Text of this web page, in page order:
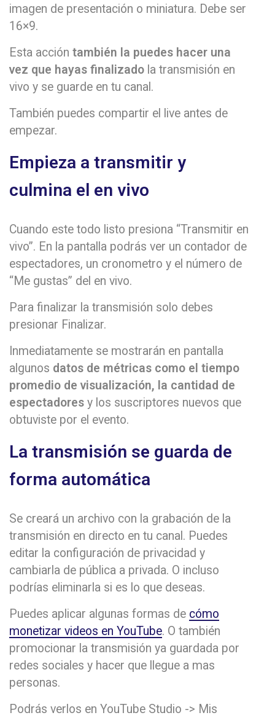
imagen de presentación o miniatura. Debe ser
16×9.
Esta acción también la puedes hacer una
vez que hayas finalizado la transmisión en
vivo y se guarde en tu canal.
También puedes compartir el live antes de
empezar.
Empieza a transmitir y
culmina el en vivo
Cuando este todo listo presiona “Transmitir en
vivo”. En la pantalla podrás ver un contador de
espectadores, un cronometro y el número de
“Me gustas” del en vivo.
Para finalizar la transmisión solo debes
presionar Finalizar.
Inmediatamente se mostrarán en pantalla
algunos datos de métricas como el tiempo
promedio de visualización, la cantidad de
espectadores y los suscriptores nuevos que
obtuviste por el evento.
La transmisión se guarda de
forma automática
Se creará un archivo con la grabación de la
transmisión en directo en tu canal. Puedes
editar la configuración de privacidad y
cambiarla de pública a privada. O incluso
podrías eliminarla si es lo que deseas.
Puedes aplicar algunas formas de cómo
monetizar videos en YouTube. O también
promocionar la transmisión ya guardada por
redes sociales y hacer que llegue a mas
personas.
Podrás verlos en YouTube Studio -> Mis